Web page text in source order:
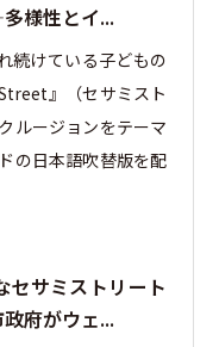
様性とイ...
続けている子どもの
』（セサミスト
ルージョンをテーマ
の日本語吹替版を配
セサミストリート
府がウェ...